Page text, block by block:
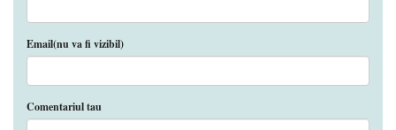
Email(nu va fi vizibil)
Comentariul tau